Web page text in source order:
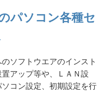
パソコン各種セ
ソフトウエアのインスト
アップ等や、ＬＡＮ設
コン設定、初期設定を行